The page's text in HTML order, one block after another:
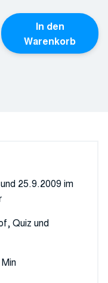
In den
Warenkorb
25.9.2009 im
Quiz und